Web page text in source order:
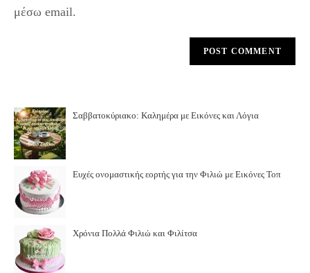
μέσω email.
Σαββατοκύριακο: Καλημέρα με Εικόνες και Λόγια
Ευχές ονομαστικής εορτής για την Φιλιώ με Εικόνες Τοπ
Χρόνια Πολλά Φιλιώ και Φιλίτσα